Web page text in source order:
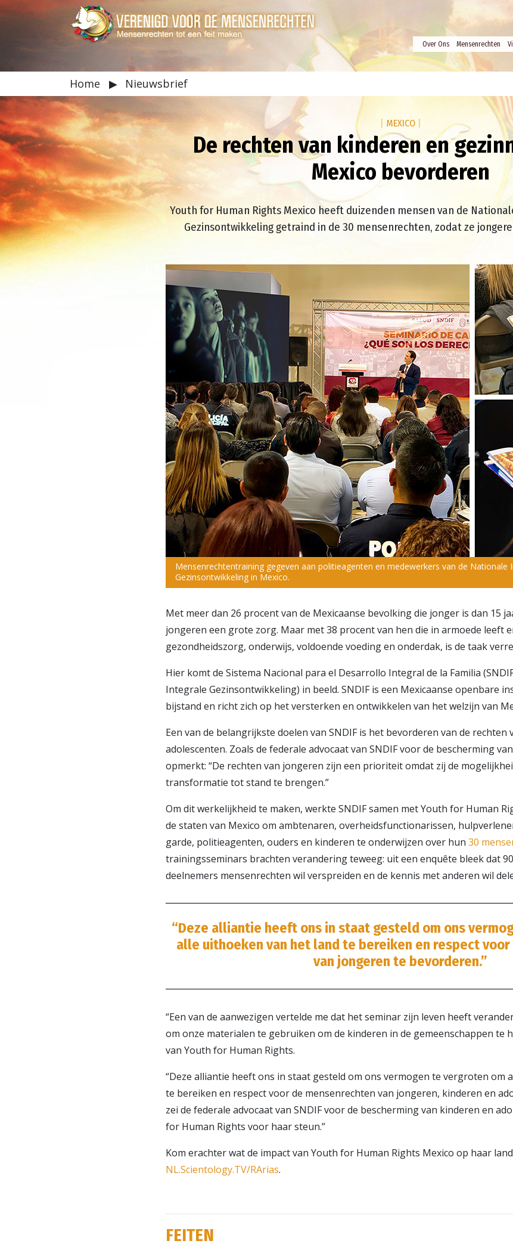
Over Ons Mensenrechten
Home ▶ Nieuwsbrief
MEXICO
De rechten van kinderen en
Mexico bevorderen
Youth for Human Rights Mexico heeft duizenden mensen van de
Gezinsontwikkeling getraind in de 30 mensenrechten, zodat ze
Mensenrechtentraining gegeven aan politieagenten en medewerkers van de Nationale
Gezinsontwikkeling in Mexico.
Met meer dan 26 procent van de Mexicaanse bevolking die jonger is dan 15
jongeren een grote zorg. Maar met 38 procent van hen die in armoede leeft
gezondheidszorg, onderwijs, voldoende voeding en onderdak, is de taak
Hier komt de Sistema Nacional para el Desarrollo Integral de la Familia
Integrale Gezinsontwikkeling) in beeld. SNDIF is een Mexicaanse openbare
bijstand en richt zich op het versterken en ontwikkelen van het welzijn van
Een van de belangrijkste doelen van SNDIF is het bevorderen van de rechten
adolescenten. Zoals de federale advocaat van SNDIF voor de bescherming
opmerkt: “De rechten van jongeren zijn een prioriteit omdat zij de
transformatie tot stand te brengen.”
Om dit werkelijkheid te maken, werkte SNDIF samen met Youth for Human
de staten van Mexico om ambtenaren, overheids­functionarissen,
garde, politieagenten, ouders en kinderen te onderwijzen over hun30
trainingsseminars brachten verandering teweeg: uit een enquête bleek dat
deelnemers mensenrechten wil verspreiden en de kennis met anderen wil
“Deze alliantie heeft ons in staat gesteld om ons
alle uithoeken van het land te bereiken en respect
van jongeren te bevorderen.”
“Een van de aanwezigen vertelde me dat het seminar zijn leven heeft
om onze materialen te gebruiken om de kinderen in de gemeenschappen te
van Youth for Human Rights.
“Deze alliantie heeft ons in staat gesteld om ons vermogen te vergroten om
te bereiken en respect voor de mensenrechten van jongeren, kinderen en
zei de federale advocaat van SNDIF voor de bescherming van kinderen en
for Human Rights voor haar steun.”
Kom erachter wat de impact van Youth for Human Rights Mexico op haar
NL.Scientology.TV/RArias.
FEITEN